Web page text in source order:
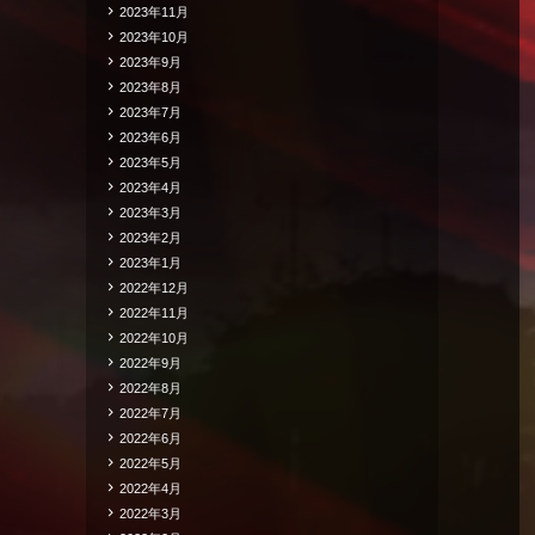
2023年11月
2023年10月
2023年9月
2023年8月
2023年7月
2023年6月
2023年5月
2023年4月
2023年3月
2023年2月
2023年1月
2022年12月
2022年11月
2022年10月
2022年9月
2022年8月
2022年7月
2022年6月
2022年5月
2022年4月
2022年3月